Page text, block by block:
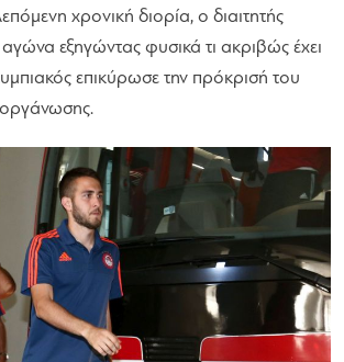
χρονική διορία, ο διαιτητής
εξηγώντας φυσικά τι ακριβώς έχει
επικύρωσε την πρόκρισή του